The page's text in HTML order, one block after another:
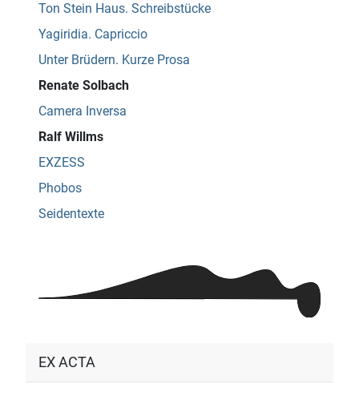
Ton Stein Haus. Schreibstücke
Yagiridia. Capriccio
Unter Brüdern. Kurze Prosa
Renate Solbach
Camera Inversa
Ralf Willms
EXZESS
Phobos
Seidentexte
EX ACTA